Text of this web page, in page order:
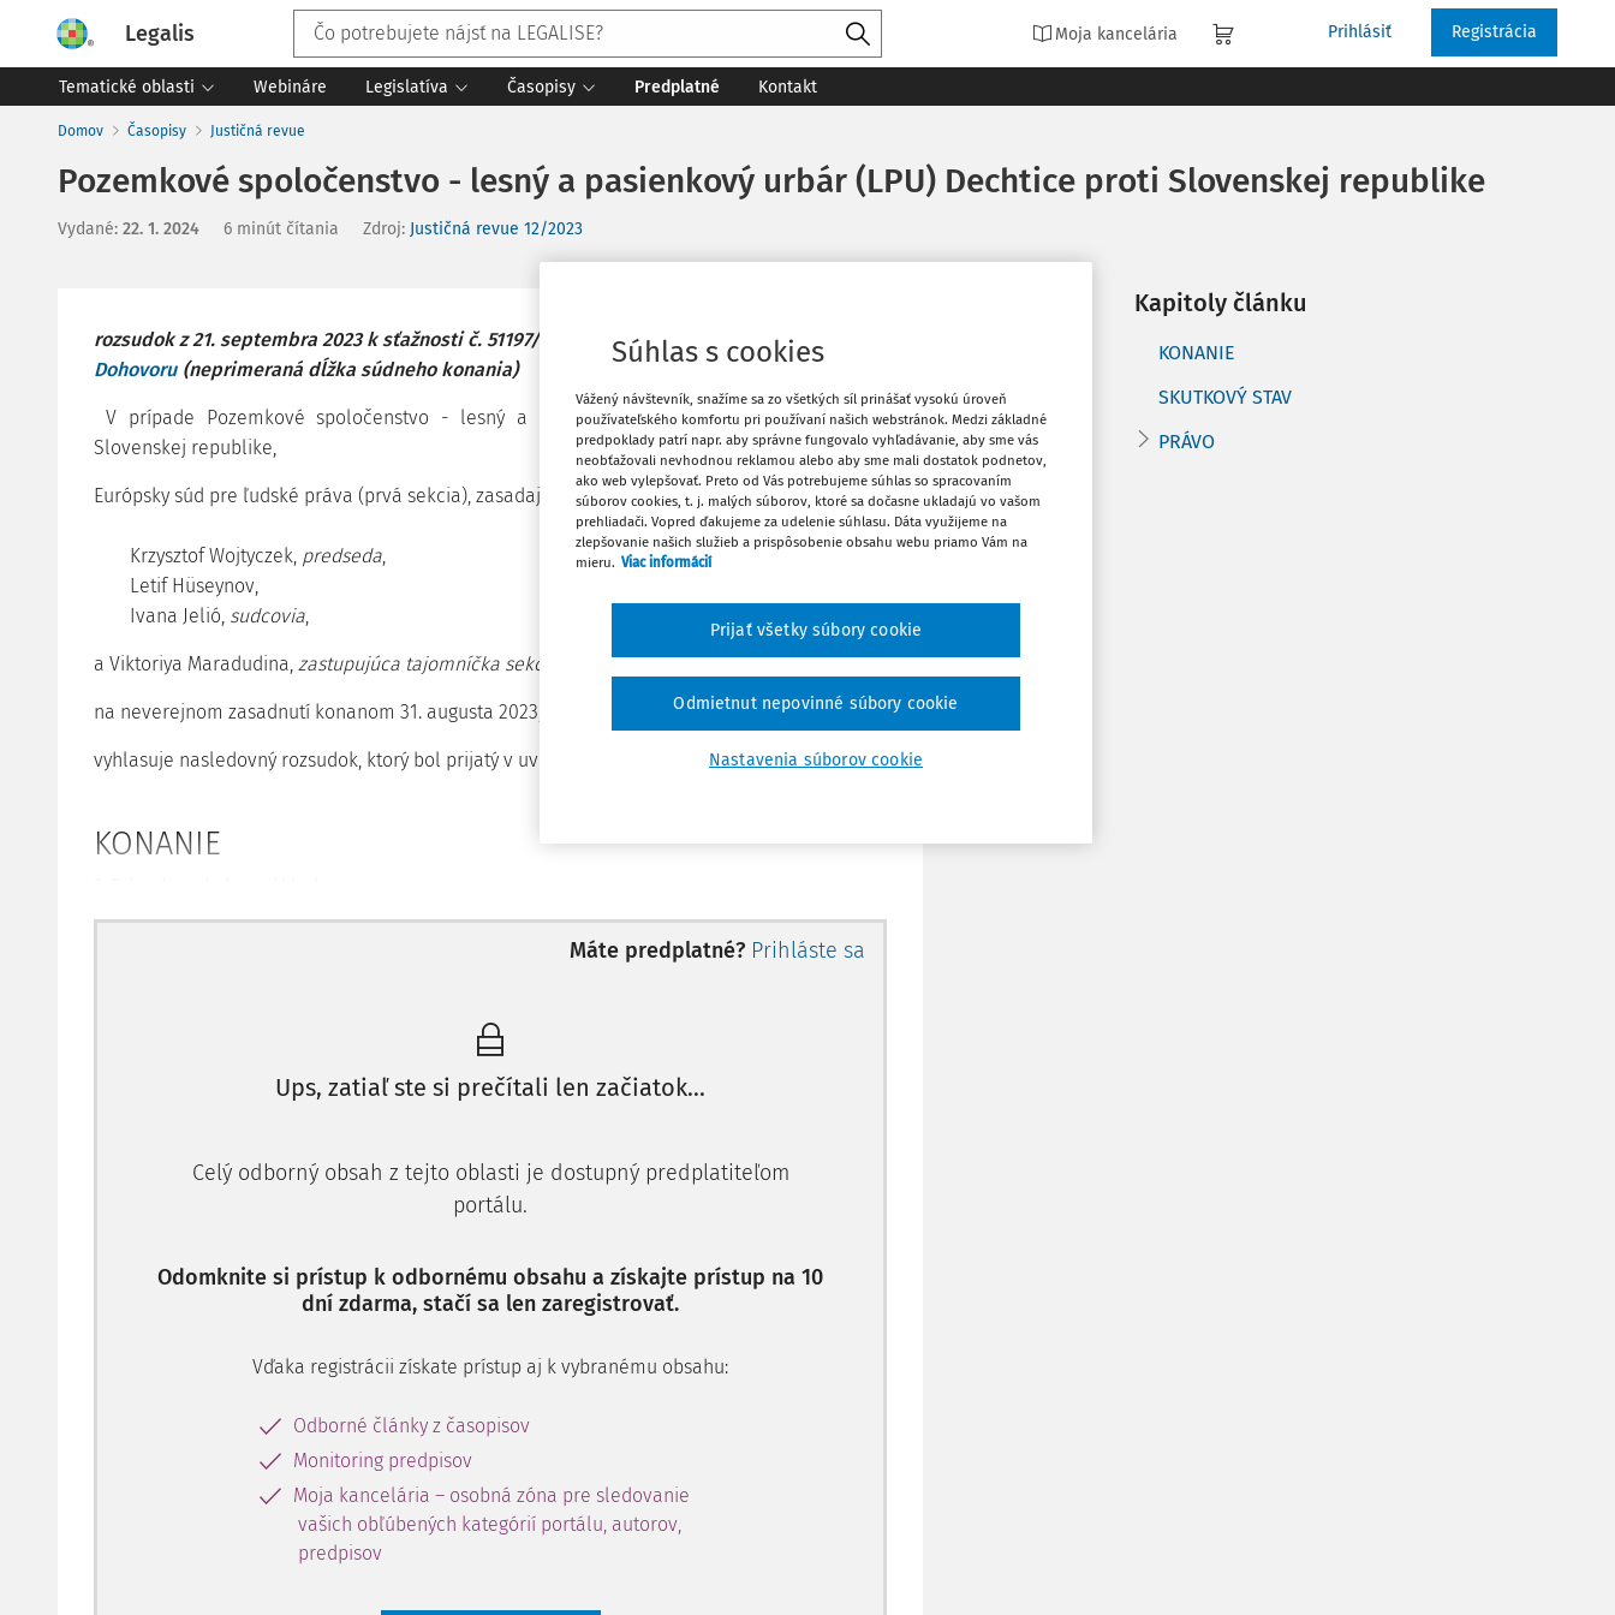
Legalis Moja kancelária Prihlásiť Registrácia
Tematické oblasti Webináre Legislatíva Časopisy Predplatné Kontakt
Domov Časopisy Justičná revue
Pozemkové spoločenstvo - lesný a pasienkový urbár (LPU) Dechtice proti Slovenskej republike
Vydané: 22. 1. 2024 6 minút čítania Zdroj: Justičná revue 12/2023
rozsudok z 21. septembra 2023 k sťažnosti č. 51197/21 pre porušenie článku 6 ods. 1
Dohovoru (neprimeraná dĺžka súdneho konania)
V prípade Pozemkové spoločenstvo - lesný a pasienkový urbár (LPU) Dechtice proti
Slovenskej republike,
Európsky súd pre ľudské práva (prvá sekcia), zasadajúc vo výbore v zložení:
Krzysztof Wojtyczek, predseda,
Letif Hüseynov,
Ivana Jelió, sudcovia,
a Viktoriya Maradudina, zastupujúca tajomníčka sekcie
na neverejnom zasadnutí konanom 31. augusta 2023,
vyhlasuje nasledovný rozsudok, ktorý bol prijatý v uvedený deň:
KONANIE
Máte predplatné? Prihláste sa
Ups, zatiaľ ste si prečítali len začiatok...
Celý odborný obsah z tejto oblasti je dostupný predplatiteľom
portálu.
Odomknite si prístup k odbornému obsahu a získajte prístup na 10
dní zdarma, stačí sa len zaregistrovať.
Vďaka registrácii získate prístup aj k vybranému obsahu:
Odborné články z časopisov
Monitoring predpisov
Moja kancelária – osobná zóna pre sledovanie
vašich obľúbených kategórií portálu, autorov,
predpisov
Obľúbené
Zdieľať
Stiahnuť
Kapitoly článku
KONANIE
SKUTKOVÝ STAV
PRÁVO
Súhlas s cookies
Vážený návštevník, snažíme sa zo všetkých síl prinášať vysokú úroveň
používateľského komfortu pri používaní našich webstránok. Medzi základné
predpoklady patrí napr. aby správne fungovalo vyhľadávanie, aby sme vás
neobťažovali nevhodnou reklamou alebo aby sme mali dostatok podnetov,
ako web vylepšovať. Preto od Vás potrebujeme súhlas so spracovaním
súborov cookies, t. j. malých súborov, ktoré sa dočasne ukladajú vo vašom
prehliadači. Vopred ďakujeme za udelenie súhlasu. Dáta využijeme na
zlepšovanie našich služieb a prispôsobenie obsahu webu priamo Vám na
mieru. Viac informácií
Nastavenia súborov cookie
Odmietnut nepovinné súbory cookie
Prijať všetky súbory cookie